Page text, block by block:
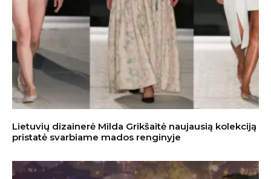
Lietuvių dizainerė Milda Grikšaitė naujausią kolekciją
pristatė svarbiame mados renginyje